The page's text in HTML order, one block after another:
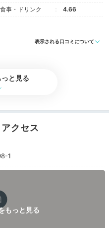
食事・ドリンク
4.66
表示される口コミについて
と見る
クセス
1